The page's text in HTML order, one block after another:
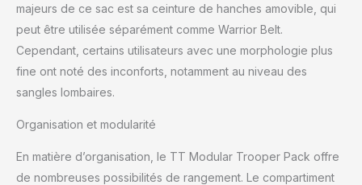
majeurs de ce sac est sa ceinture de hanches amovible, qui
peut être utilisée séparément comme Warrior Belt.
Cependant, certains utilisateurs avec une morphologie plus
fine ont noté des inconforts, notamment au niveau des
sangles lombaires.
Organisation et modularité
En matière d’organisation, le TT Modular Trooper Pack offre
de nombreuses possibilités de rangement. Le compartiment